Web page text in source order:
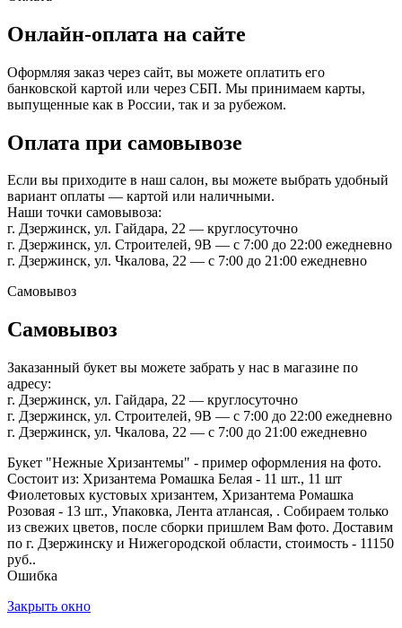
Онлайн-оплата на сайте
Оформляя заказ через сайт, вы можете оплатить его
банковской картой или через СБП. Мы принимаем карты,
выпущенные как в России, так и за рубежом.
Оплата при самовывозе
Если вы приходите в наш салон, вы можете выбрать удобный
вариант оплаты — картой или наличными.
Наши точки самовывоза:
г. Дзержинск, ул. Гайдара, 22 — круглосуточно
г. Дзержинск, ул. Строителей, 9В — с 7:00 до 22:00 ежедневно
г. Дзержинск, ул. Чкалова, 22 — с 7:00 до 21:00 ежедневно
Самовывоз
Самовывоз
Заказанный букет вы можете забрать у нас в магазине по
адресу:
г. Дзержинск, ул. Гайдара, 22 — круглосуточно
г. Дзержинск, ул. Строителей, 9В — с 7:00 до 22:00 ежедневно
г. Дзержинск, ул. Чкалова, 22 — с 7:00 до 21:00 ежедневно
Букет "Нежные Хризантемы" - пример оформления на фото.
Состоит из: Хризантема Ромашка Белая - 11 шт., 11 шт
Фиолетовых кустовых хризантем, Хризантема Ромашка
Розовая - 13 шт., Упаковка, Лента атлансая, . Собираем только
из свежих цветов, после сборки пришлем Вам фото. Доставим
по г. Дзержинску и Нижегородской области, стоимость - 11150
руб..
Ошибка
Закрыть окно